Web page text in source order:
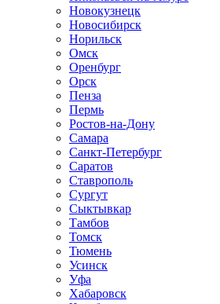
Новокузнецк
Новосибирск
Норильск
Омск
Оренбург
Орск
Пенза
Пермь
Ростов-на-Дону
Самара
Санкт-Петербург
Саратов
Ставрополь
Сургут
Сыктывкар
Тамбов
Томск
Тюмень
Усинск
Уфа
Хабаровск